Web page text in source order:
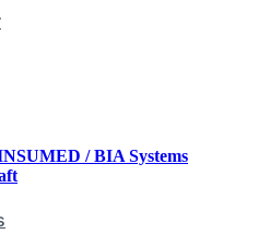
/ BIA Systems